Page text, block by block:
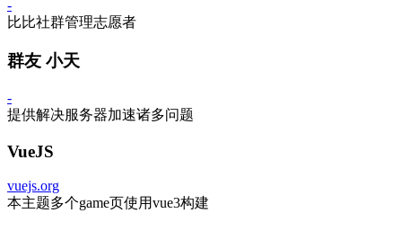
-
比比社群管理志愿者
群友 小天
-
提供解决服务器加速诸多问题
VueJS
vuejs.org
本主题多个game页使用vue3构建